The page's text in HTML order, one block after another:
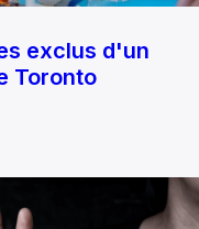
exclus d'un
Toronto